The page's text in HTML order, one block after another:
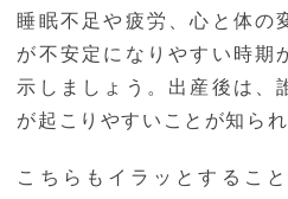
睡眠不足や疲労、心と体の
が不安定になりやすい時期
示しましょう。出産後は、
が起こりやすいことが知られ
こちらもイラッとするこ